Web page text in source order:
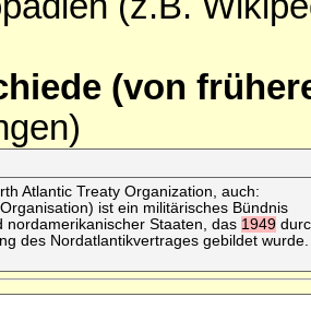
(von
Atlantic Treaty Organization, auch:
ist ein militärisches Bündnis
nordamerikanischer Staaten, das 1949
des Nordatlantikvertrages gebildet wurde.